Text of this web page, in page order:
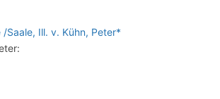
/Saale, Ill. v. Kühn, Peter*